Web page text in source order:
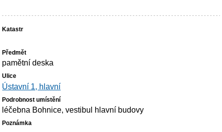
pamětní deska
Ústavní 1, hlavní
léčebna Bohnice, vestibul hlavní budovy